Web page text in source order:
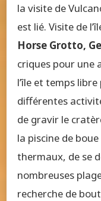
la visite de
est lié. Visite de
Horse Grotto,
criques pour une
l’île et temps
différentes
de gravir le
la piscine de
thermaux, de se
nombreuses
recherche de